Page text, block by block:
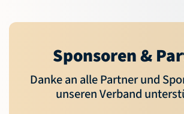
Sponsoren &
Danke an alle Partner und
unseren Verband